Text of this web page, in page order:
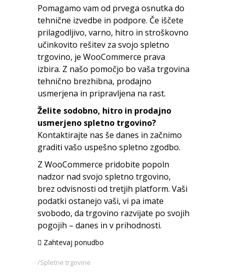
Pomagamo vam od prvega osnutka do
tehnične izvedbe in podpore. Če iščete
prilagodljivo, varno, hitro in stroškovno
učinkovito rešitev za svojo spletno
trgovino, je WooCommerce prava
izbira. Z našo pomočjo bo vaša trgovina
tehnično brezhibna, prodajno
usmerjena in pripravljena na rast.
Želite sodobno, hitro in prodajno
usmerjeno spletno trgovino?
Kontaktirajte nas še danes in začnimo
graditi vašo uspešno spletno zgodbo.
Z WooCommerce pridobite popoln
nadzor nad svojo spletno trgovino,
brez odvisnosti od tretjih platform. Vaši
podatki ostanejo vaši, vi pa imate
svobodo, da trgovino razvijate po svojih
pogojih – danes in v prihodnosti.
Zahtevaj ponudbo
Spletne trgovine